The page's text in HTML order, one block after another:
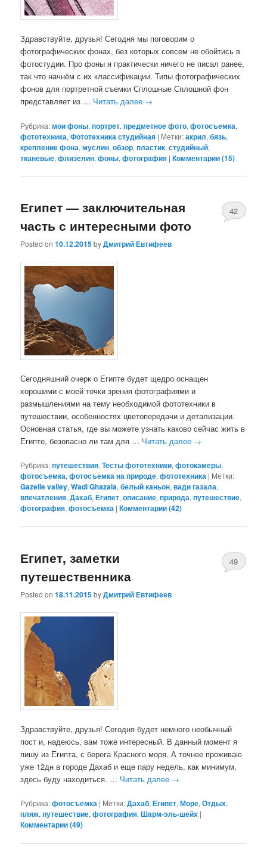
Здравствуйте, друзья! Сегодня мы поговорим о
фотографических фонах, без которых совсем не обойтись в
фотостудии. Про фоны я практически ничего не писал ранее,
так что начнём с их классификации. Типы фотографических
фонов для портретной съемки Сплошные Сплошной фон
представляет из … Читать далее →
Рубрика:мои фоны,портрет,предметное фото,фотосъемка,
фототехника,Фототехника студийная | Метки:акрил,бязь,
крепление фона,муслин,обзор,пластик,студийный,
тканевые,флизелин,фоны,фотография |Комментарии (15)
Египет — заключительная
часть с интересными фото
Posted on10.12.2015byДмитрий Евтифеев
42
Сегодняшний очерк о Египте будет щедро оснащен
хорошими с моей точки зрения фотографиями и
размышлениями на тему необходимой фототехники в
путешествии, особенностях цветопередачи и детализации.
Основная статья, где вы можете узнать каково сейчас жить в
Египте, безопасно ли там для … Читать далее →
Рубрика:путешествия,Тесты фототехники,фотокамеры,
фотосъемка,фотосъемка на природе,фототехника | Метки:
Gazelle valley,Wadi Ghazala,белый каньон,вади газала,
впечатления,Дахаб,Египет,описание,природа,путешествие,
фотография,фотосъемка |Комментарии (42)
Египет, заметки
путешественника
Posted on18.11.2015byДмитрий Евтифеев
49
Здравствуйте, друзья! Сегодня будет немного необычный
пост и, надеюсь, вам тоже интересный. В данный момент я
пишу из Египта, с берега Красного моря. А точнее проживаю
уже 12дн в городе Дахаб и еще пару недель, как минимум,
здесь буду находиться. … Читать далее →
Рубрика:фотосъемка | Метки:Дахаб,Египет,Море,Отдых,
пляж,путешествие,фотография,Шарм-эль-шейх |
Комментарии (49)